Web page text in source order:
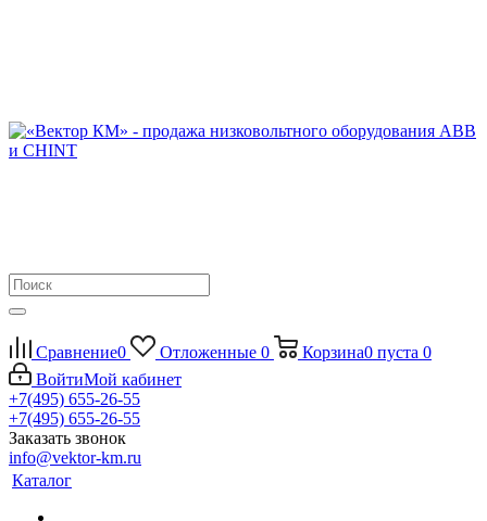
Сравнение0 Отложенные 0 Корзина0 пуста 0
ВойтиМой кабинет
+7(495) 655-26-55
+7(495) 655-26-55
Заказать звонок
info@vektor-km.ru
Каталог